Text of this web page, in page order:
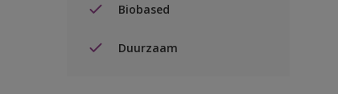
Biobased
Duurzaam